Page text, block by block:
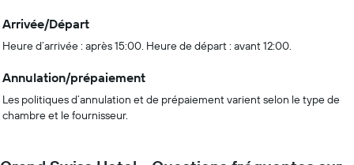
Arrivée/Départ
Heure d’arrivée : après 15:00. Heure de départ : avant 12:00.
Annulation/prépaiement
Les politiques d’annulation et de prépaiement varient selon le type de
chambre et le fournisseur.